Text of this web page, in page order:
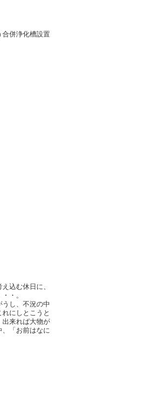
合併浄化槽設置
込む休日に、
・。
し、不況の中
にしとこうと
出来れば大物が
「お前はなに